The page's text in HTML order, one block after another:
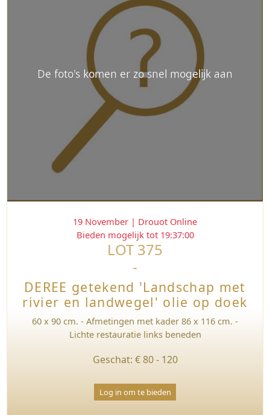
De foto's komen er zo snel mogelijk aan
19 November | Drouot Online
Bieden mogelijk tot 19:37:00
LOT 375
met
rivier
en
landwegel'
olie
op
-
DEREE getekend 'Landschap met
rivier en landwegel' olie op doek
60 x 90 cm. - Afmetingen met kader 86 x 116 cm. -
Lichte restauratie links beneden
Geschat: € 80 - 120
Log in om te bieden